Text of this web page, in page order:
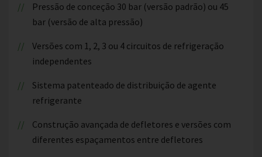
Pressão de conceção 30 bar (versão padrão) ou 45
bar (versão de alta pressão)
Versões com 1, 2, 3 ou 4 circuitos de refrigeração
independentes
Sistema patenteado de distribuição de agente
refrigerante
Construção avançada de defletores e versões com
diferentes espaçamentos entre defletores